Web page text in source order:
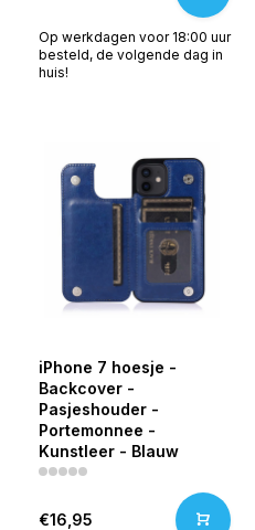
Op werkdagen voor 18:00 uur
besteld, de volgende dag in
huis!
iPhone 7 hoesje -
Backcover -
Pasjeshouder -
Portemonnee -
Kunstleer - Blauw
€16,95